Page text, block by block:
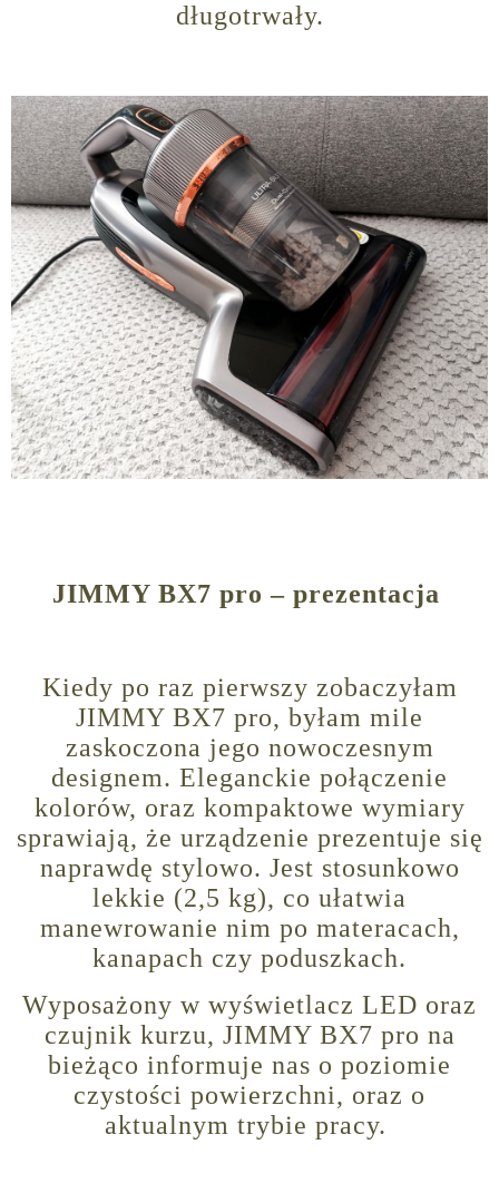
długotrwały.
JIMMY BX7 pro – prezentacja
Kiedy po raz pierwszy zobaczyłam
JIMMY BX7 pro, byłam mile
zaskoczona jego nowoczesnym
designem. Eleganckie połączenie
kolorów, oraz kompaktowe wymiary
sprawiają, że urządzenie prezentuje się
naprawdę stylowo. Jest stosunkowo
lekkie (2,5 kg), co ułatwia
manewrowanie nim po materacach,
kanapach czy poduszkach.
Wyposażony w wyświetlacz LED oraz
czujnik kurzu, JIMMY BX7 pro na
bieżąco informuje nas o poziomie
czystości powierzchni, oraz o
aktualnym trybie pracy.